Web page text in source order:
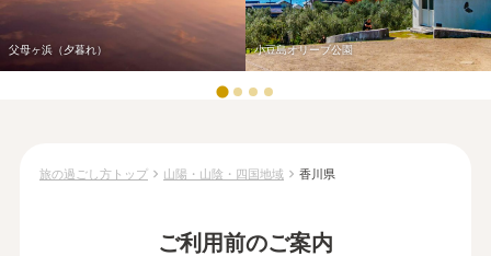
父母ヶ浜（夕暮れ） 小豆島オリーブ公園
旅の過ごし方トップ chevron_right 山陽・山陰・四国地域 chevron_right 香川県
ご利用前のご案内